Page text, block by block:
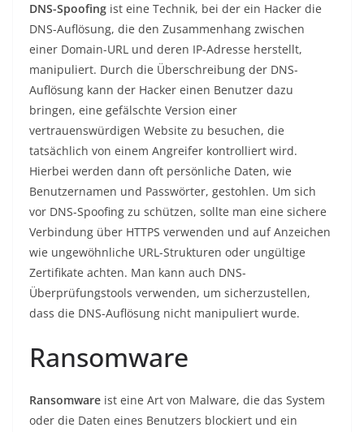
DNS-Spoofing ist eine Technik, bei der ein Hacker die
DNS-Auflösung, die den Zusammenhang zwischen
einer Domain-URL und deren IP-Adresse herstellt,
manipuliert. Durch die Überschreibung der DNS-
Auflösung kann der Hacker einen Benutzer dazu
bringen, eine gefälschte Version einer
vertrauenswürdigen Website zu besuchen, die
tatsächlich von einem Angreifer kontrolliert wird.
Hierbei werden dann oft persönliche Daten, wie
Benutzernamen und Passwörter, gestohlen. Um sich
vor DNS-Spoofing zu schützen, sollte man eine sichere
Verbindung über HTTPS verwenden und auf Anzeichen
wie ungewöhnliche URL-Strukturen oder ungültige
Zertifikate achten. Man kann auch DNS-
Überprüfungstools verwenden, um sicherzustellen,
dass die DNS-Auflösung nicht manipuliert wurde.
Ransomware
Ransomware ist eine Art von Malware, die das System
oder die Daten eines Benutzers blockiert und ein